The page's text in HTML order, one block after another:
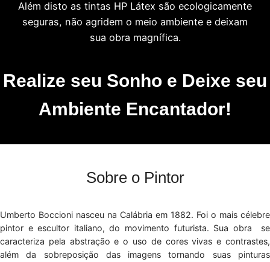
Além disto as tintas HP Látex são ecologicamente
seguras, não agridem o meio ambiente e deixam
sua obra magnífica.
Realize seu Sonho e Deixe seu
Ambiente Encantador!
Sobre o Pintor
Umberto Boccioni nasceu na Calábria em 1882. Foi o mais célebre
pintor e escultor italiano, do movimento futurista. Sua obra se
caracteriza pela abstração e o uso de cores vivas e contrastes,
além da sobreposição das imagens tornando suas pinturas